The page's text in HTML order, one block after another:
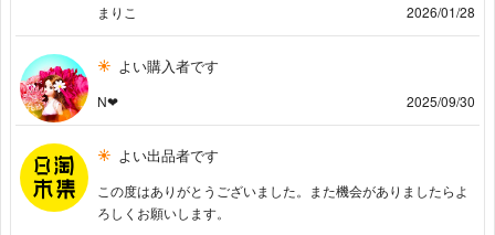
まりこ
2026/01/28
よい購入者です
N❤︎ 2025/09/30
よい出品者です
この度はありがとうございました。また機会がありましたらよ
ろしくお願いします。